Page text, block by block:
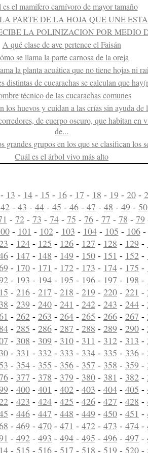
es el mamífero carnívoro de mayor tamaño
PARTE DE LA HOJA QUE UNE
LA POLINIZACION POR MEDIO
A qué clase de ave pertence el Faisán
se llama la parte carnosa de la oreja
la planta acuática que no tiene hojas ni
distintas de cucarachas se calculan que
técnico de las cucarachas comunes
los huevos y cuidan a las crías sin ayuda de
de cuerpo oscuro, que habitan en
de...
grandes grupos en los que se clasifican los
Cuál es el árbol vivo más alto
- 13 - 14- 15 - 16- 17 - 18 - 19- 20-
42 - 43 - 44 - 45 - 46 - 47 - 48 - 49 - 50
- 72 - 73 - 74- 75 - 76- 77 - 78 - 79
- 101 - 102 - 103 - 104- 105 - 106-
- 124 - 125 - 126 - 127 - 128 - 129 -
- 147 - 148 - 149 - 150 - 151 - 152 -
- 170 - 171 - 172 - 173 - 174 - 175 -
- 193 - 194 - 195 - 196 - 197 - 198 -
- 216 - 217 - 218 - 219 - 220 - 221 -
- 239 - 240 - 241 - 242 - 243 - 244 -
- 262 - 263 - 264 - 265 - 266 - 267 -
- 285 - 286 - 287 - 288 - 289 - 290 -
- 308 - 309 - 310 - 311 - 312 - 313 -
- 331 - 332 - 333 - 334 - 335 - 336 -
- 354 - 355 - 356 - 357 - 358 - 359 -
- 377 - 378 - 379 - 380 - 381 - 382 -
- 400 - 401 - 402 - 403 - 404 - 405 -
- 423 - 424 - 425 - 426 - 427 - 428 -
- 446 - 447 - 448 - 449 - 450 - 451 -
- 469 - 470 - 471 - 472 - 473 - 474 -
- 492 - 493 - 494 - 495 - 496 - 497 -
- 515 - 516 - 517 - 518 - 519 - 520 -